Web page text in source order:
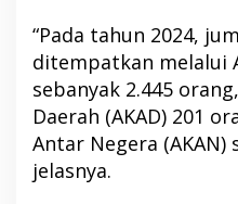
“Pada tahun 2024,
ditempatkan melalui
sebanyak 2.445
Daerah (AKAD) 201
Antar Negera (AKAN)
jelasnya.